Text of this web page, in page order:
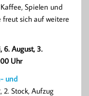
Spielen und
sich auf weitere
6. August, 3.
Uhr
und
Stock, Aufzug